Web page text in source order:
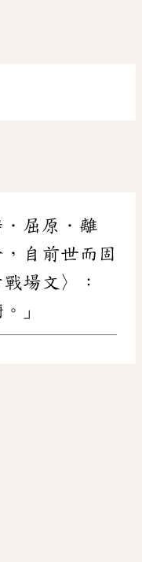
屈原．離
自前世而固
場文〉：
」